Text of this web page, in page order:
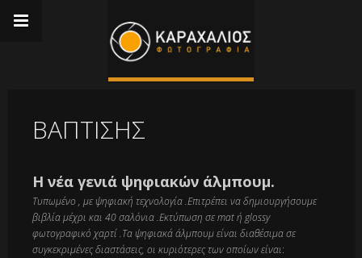
ΒΆΠΤΙΣΗΣ
Η νέα γενιά ψηφιακών άλμπουμ.
Τυπωμένο , με ψηφιακή τεχνολογία .Επιτρέπει να δημιουργήσουμε
βιβλία μέχρι και 40 σαλόνια .Eκτύπωση σε mat ή glossy
φωτογραφικό χαρτί .Τα ψηφιακά άλμπουμ είναι διαθέσιμα σε
συγκεκριμένες διαστάσεις, οι κυριότερες των οποίων είναι: